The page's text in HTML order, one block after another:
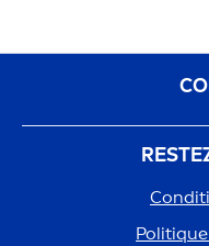
Politiq